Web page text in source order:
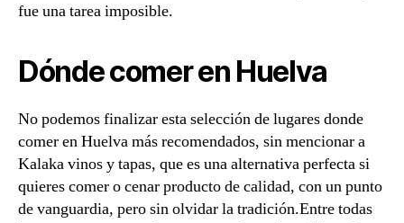
fue una tarea imposible.
Dónde comer en Huelva
No podemos finalizar esta selección de lugares donde
comer en Huelva más recomendados, sin mencionar a
Kalaka vinos y tapas, que es una alternativa perfecta si
quieres comer o cenar producto de calidad, con un punto
de vanguardia, pero sin olvidar la tradición.Entre todas